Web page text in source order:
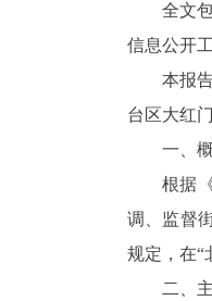
全文
信息公开
本报
台区大红
一、
根据
调、监督
规定，在“
二、